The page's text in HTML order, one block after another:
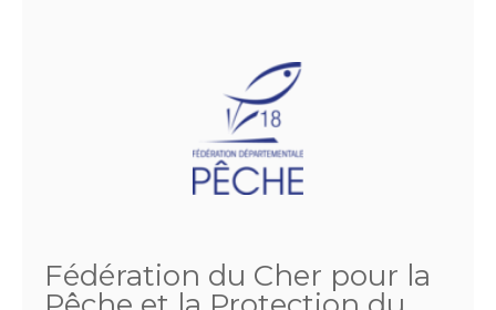
Fédération du Cher pour la